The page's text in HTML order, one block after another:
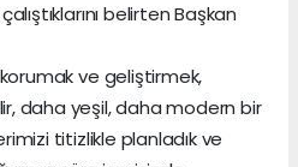
belirten Başkan
ve geliştirmek,
daha yeşil, daha modern bir
titizlikle planladık ve